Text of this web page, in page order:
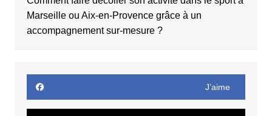
Marseille ou Aix-en-Provence grâce à un
accompagnement sur-mesure ?
J’aime